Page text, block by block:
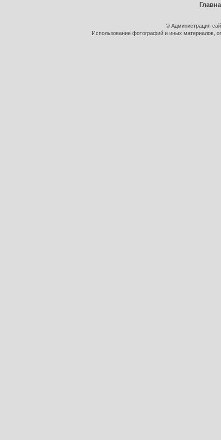
© Администрация
Использование фотографий и иных материалов,